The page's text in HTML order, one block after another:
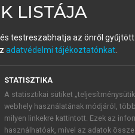
alapjai:
LISTÁJA
testreszabhatja az önről
adatvédelmi tájékoztatónkat
STATISZTIKA
A statisztikai sütiket
webhely használatának módjáról,
milyen linkekre kattintott. Ezek az
használhatóak, mivel az adatok